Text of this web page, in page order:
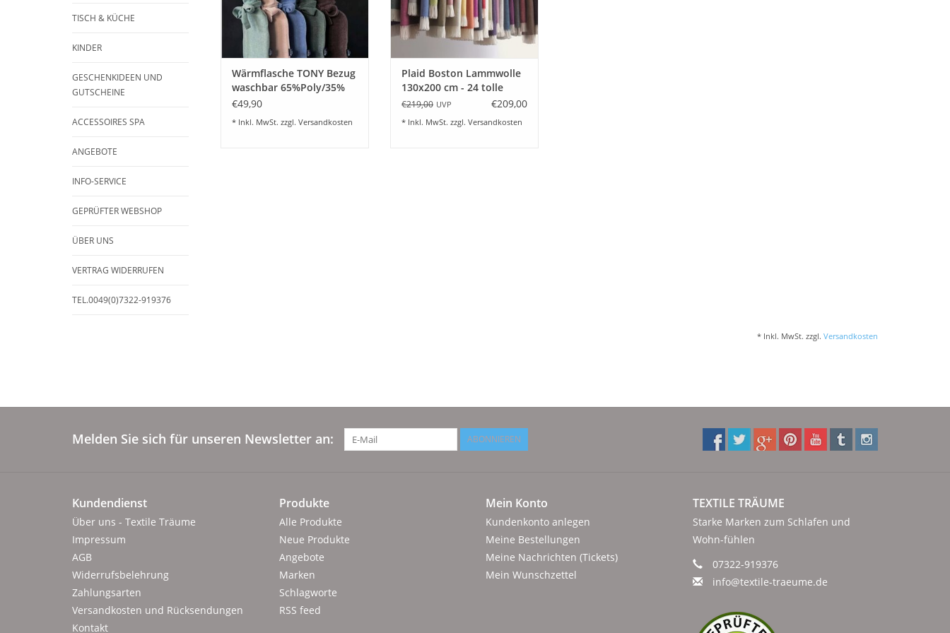
TISCH & KÜCHE
KINDER
GESCHENKIDEEN UND
GUTSCHEINE
ACCESSOIRES SPA
ANGEBOTE
INFO-SERVICE
GEPRÜFTER WEBSHOP
ÜBER UNS
VERTRAG WIDERRUFEN
TEL.0049(0)7322-919376
Wärmflasche TONY Bezug
waschbar 65%Poly/35%
Baumwolle 26 Farben
€49,90
* Inkl. MwSt. zzgl. Versandkosten
ZUM WARENKORB HINZUFÜGEN
Plaid Boston Lammwolle
130x200 cm - 24 tolle
Farben
€219,00 UVP €209,00
* Inkl. MwSt. zzgl. Versandkosten
* Inkl. MwSt. zzgl. Versandkosten
Melden Sie sich für unseren Newsletter an: ABONNIEREN
Kundendienst
Über uns - Textile Träume
Impressum
AGB
Widerrufsbelehrung
Zahlungsarten
Versandkosten und Rücksendungen
Kontakt
Produkte
Alle Produkte
Neue Produkte
Angebote
Marken
Schlagworte
RSS feed
Mein Konto
Kundenkonto anlegen
Meine Bestellungen
Meine Nachrichten (Tickets)
Mein Wunschzettel
TEXTILE TRÄUME
Starke Marken zum Schlafen und
Wohn-fühlen
07322-919376
info@textile-traeume.de